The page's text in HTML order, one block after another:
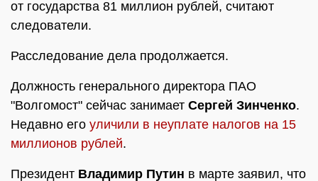
от государства 81 миллион рублей, считают
следователи.
Расследование дела продолжается.
Должность генерального директора ПАО
"Волгомост" сейчас занимает Сергей Зинченко.
Недавно его уличили в неуплате налогов на 15
миллионов рублей.
Президент Владимир Путин в марте заявил, что